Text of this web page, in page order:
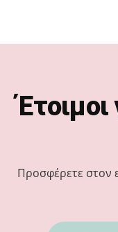
Προσφέρετε στον